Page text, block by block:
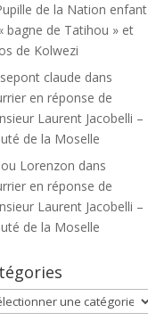
de la Nation enfant
bagne de Tatihou » et
de Kolwezi
claude dans
en réponse de
Laurent Jacobelli –
de la Moselle
Lorenzon dans
en réponse de
Laurent Jacobelli –
de la Moselle